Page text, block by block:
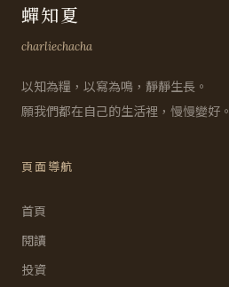
蟬知夏
charliechacha
以知為糧，以寫為鳴，靜靜生長。
願我們都在自己的生活裡，慢慢變好。
頁面導航
首頁
閱讀
投資